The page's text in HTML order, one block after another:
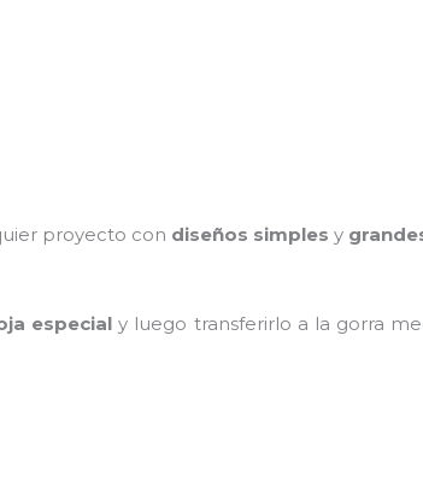
proyecto con diseños simples y
especialy luego transferirlo a la gorra